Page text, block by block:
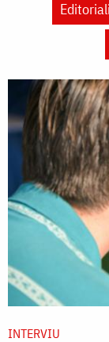
INTERVIU